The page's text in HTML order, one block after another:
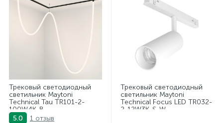
Трековый светодиодный
светильник Maytoni
Technical Tau TR101-2-
100W4K-B
5.0
1 отзыв
Трековый светодиодный
светильник Maytoni
Technical Focus LED TR032-
2-12W3K-S-W